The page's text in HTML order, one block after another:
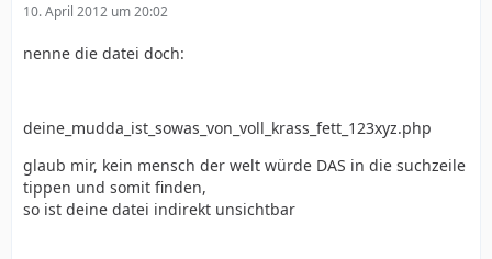
10. April 2012 um 20:02
nenne die datei doch:
deine_mudda_ist_sowas_von_voll_krass_fett_123xyz.php
glaub mir, kein mensch der welt würde DAS in die suchzeile
tippen und somit finden,
so ist deine datei indirekt unsichtbar